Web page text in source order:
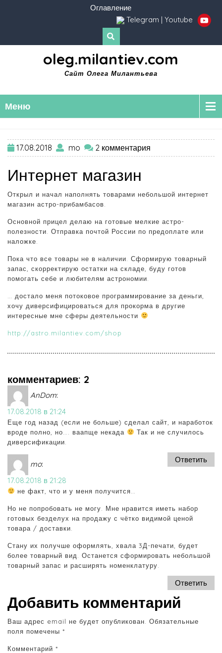
Оглавление
Telegram | Youtube
oleg.milantiev.com
Сайт Олега Милантьева
Меню
17.08.2018 mo 2 комментария
Интернет магазин
Открыл и начал наполнять товарами небольшой интернет
магазин астро-прибамбасов.
Основной прицел делаю на готовые мелкие астро-
полезности. Отправка почтой России по предоплате или
наложке.
Пока что все товары не в наличии. Сформирую товарный
запас, скорректирую остатки на складе, буду готов
помогать себе и любителям астрономии.
… достало меня потоковое программирование за деньги,
хочу диверсифицироваться для прокорма в другие
интересные мне сферы деятельности
http://astro.milantiev.com/shop
комментариев: 2
AnDom:
17.08.2018 в 21:24
Еще год назад (если не больше) сделал сайт, и наработок
вроде полно, но…. ваапще некада
Так и не случилось
диверсификации.
Ответить
mo:
17.08.2018 в 21:28
не факт, что и у меня получится…
Но не попробовать не могу. Мне нравится иметь набор
готовых безделух на продажу с чётко видимой ценой
товара / доставки.
Стану их получше оформлять, хвала 3Д-печати, будет
более товарный вид. Останется сформировать небольшой
товарный запас и расширять номенклатуру.
Ответить
Добавить комментарий
Ваш адрес email не будет опубликован.
Обязательные
поля помечены *
Комментарий *